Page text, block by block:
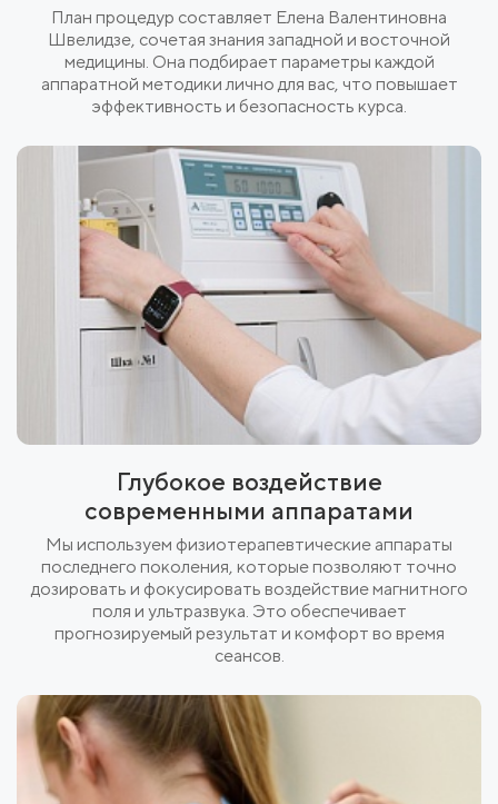
План процедур составляет Елена Валентиновна
Швелидзе, сочетая знания западной и восточной
медицины. Она подбирает параметры каждой
аппаратной методики лично для вас, что повышает
эффективность и безопасность курса.
Глубокое воздействие
современными аппаратами
Мы используем физиотерапевтические аппараты
последнего поколения, которые позволяют точно
дозировать и фокусировать воздействие магнитного
поля и ультразвука. Это обеспечивает
прогнозируемый результат и комфорт во время
сеансов.